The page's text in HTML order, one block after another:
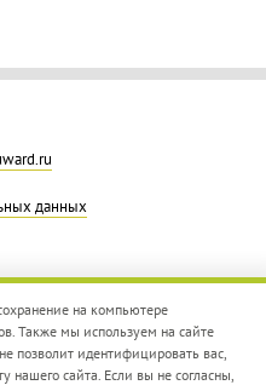
данных
на компьютере
Также мы используем на сайте
позволит идентифицировать вас,
сайта. Если вы не согласны,